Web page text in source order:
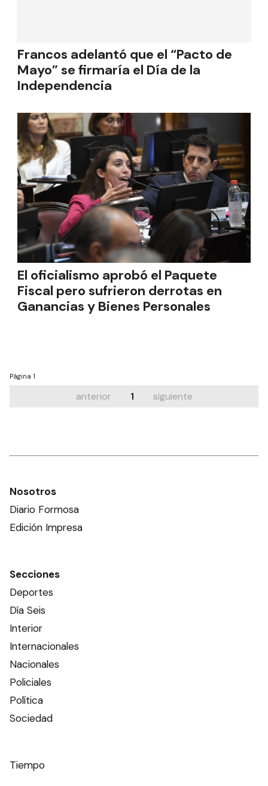
Francos adelantó que el “Pacto de
Mayo” se firmaría el Día de la
Independencia
El oficialismo aprobó el Paquete
Fiscal pero sufrieron derrotas en
Ganancias y Bienes Personales
Página 1
anterior 1 siguiente
Nosotros
Diario Formosa
Edición Impresa
Secciones
Deportes
Día Seis
Interior
Internacionales
Nacionales
Policiales
Política
Sociedad
Tiempo